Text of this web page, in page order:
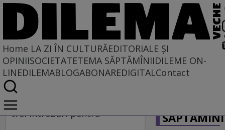
Home LA ZI ÎN CULTURĂEDITORIALE ȘI
OPINIISOCIETATETEMA SĂPTĂMÎNIIDILEME ON-
LINEDILEMABLOGABONAREDIGITALContact
Home
La zi în cultură
trei întrebări pentru